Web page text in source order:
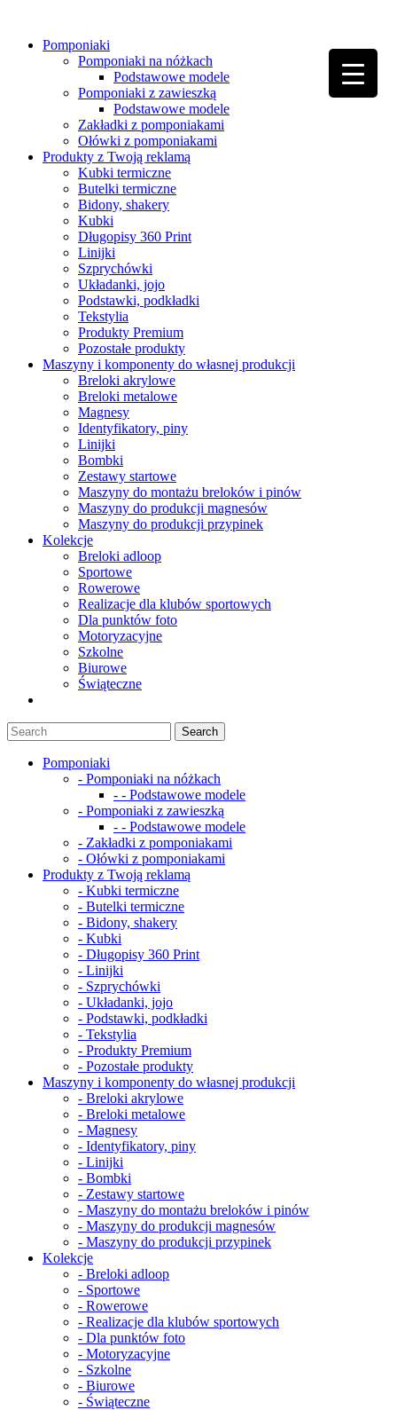
Pomponiaki
Pomponiaki na nóżkach
Podstawowe modele
Pomponiaki z zawieszką
Podstawowe modele
Zakładki z pomponiakami
Ołówki z pomponiakami
Produkty z Twoją reklamą
Kubki termiczne
Butelki termiczne
Bidony, shakery
Kubki
Długopisy 360 Print
Linijki
Szprychówki
Układanki, jojo
Podstawki, podkładki
Tekstylia
Produkty Premium
Pozostałe produkty
Maszyny i komponenty do własnej produkcji
Breloki akrylowe
Breloki metalowe
Magnesy
Identyfikatory, piny
Linijki
Bombki
Zestawy startowe
Maszyny do montażu breloków i pinów
Maszyny do produkcji magnesów
Maszyny do produkcji przypinek
Kolekcje
Breloki adloop
Sportowe
Rowerowe
Realizacje dla klubów sportowych
Dla punktów foto
Motoryzacyjne
Szkolne
Biurowe
Świąteczne
Pomponiaki
- Pomponiaki na nóżkach
- - Podstawowe modele
- Pomponiaki z zawieszką
- - Podstawowe modele
- Zakładki z pomponiakami
- Ołówki z pomponiakami
Produkty z Twoją reklamą
- Kubki termiczne
- Butelki termiczne
- Bidony, shakery
- Kubki
- Długopisy 360 Print
- Linijki
- Szprychówki
- Układanki, jojo
- Podstawki, podkładki
- Tekstylia
- Produkty Premium
- Pozostałe produkty
Maszyny i komponenty do własnej produkcji
- Breloki akrylowe
- Breloki metalowe
- Magnesy
- Identyfikatory, piny
- Linijki
- Bombki
- Zestawy startowe
- Maszyny do montażu breloków i pinów
- Maszyny do produkcji magnesów
- Maszyny do produkcji przypinek
Kolekcje
- Breloki adloop
- Sportowe
- Rowerowe
- Realizacje dla klubów sportowych
- Dla punktów foto
- Motoryzacyjne
- Szkolne
- Biurowe
- Świąteczne
▼
▼